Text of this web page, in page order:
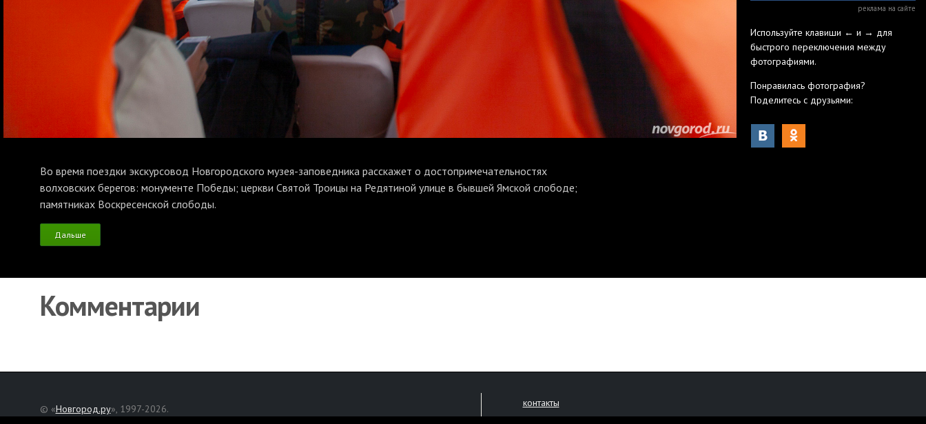
Во время поездки экскурсовод Новгородского музея-заповедника расскажет о достопримечательностях
волховских берегов: монументе Победы; церкви Святой Троицы на Редятиной улице в бывшей Ямской слободе;
памятниках Воскресенской слободы.
Дальше
реклама на сайте
Используйте клавиши ← и → для
быстрого переключения между
фотографиями.
Понравилась фотография?
Поделитесь с друзьями:
Комментарии
© «Новгород.ру», 1997-2026.
контакты